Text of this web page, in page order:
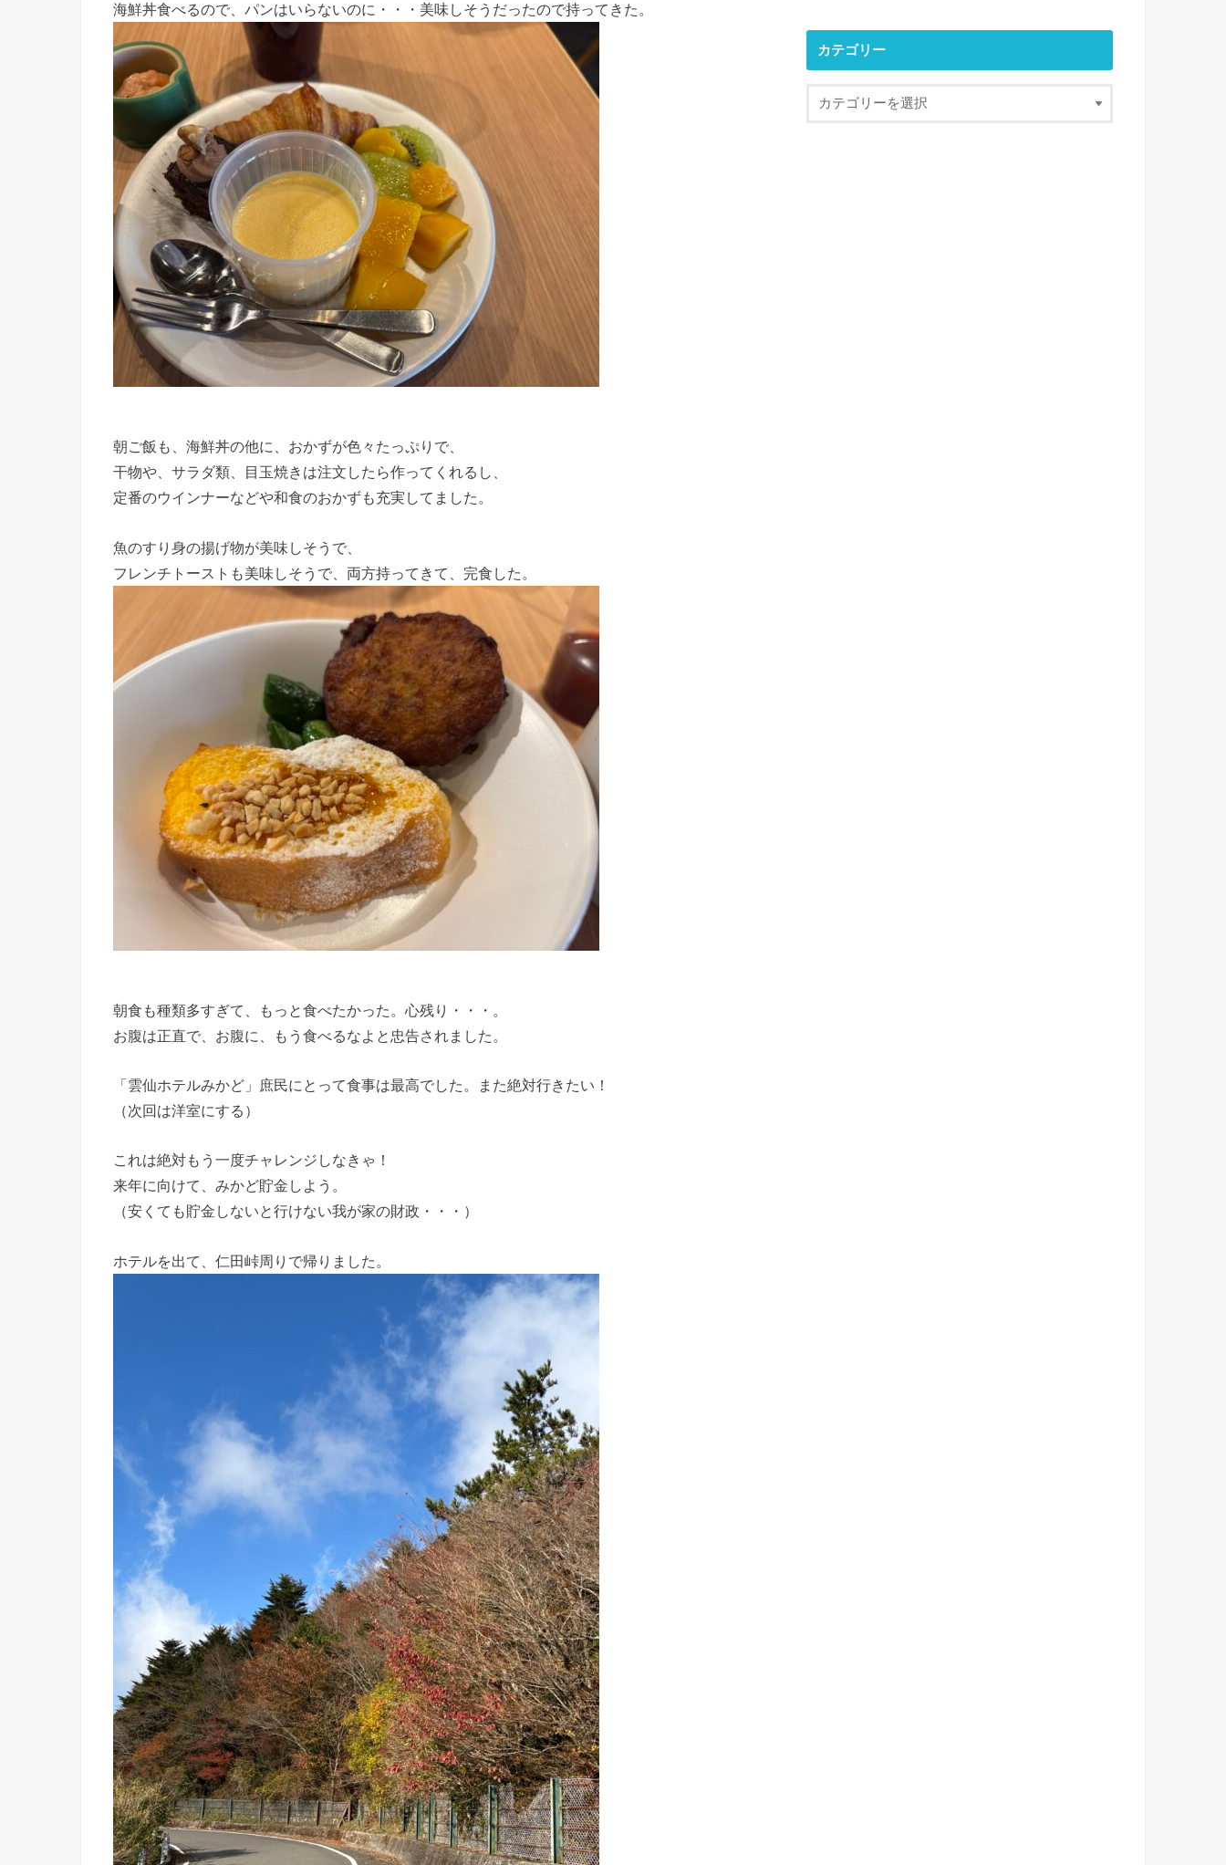
海鮮丼食べるので、パンはいらないのに・・・美味しそうだったので持ってきた。
朝ご飯も、海鮮丼の他に、おかずが色々たっぷりで、
干物や、サラダ類、目玉焼きは注文したら作ってくれるし、
定番のウインナーなどや和食のおかずも充実してました。
魚のすり身の揚げ物が美味しそうで、
フレンチトーストも美味しそうで、両方持ってきて、完食した。
朝食も種類多すぎて、もっと食べたかった。心残り・・・。
お腹は正直で、お腹に、もう食べるなよと忠告されました。
「雲仙ホテルみかど」庶民にとって食事は最高でした。また絶対行きたい！
（次回は洋室にする）
これは絶対もう一度チャレンジしなきゃ！
来年に向けて、みかど貯金しよう。
（安くても貯金しないと行けない我が家の財政・・・）
ホテルを出て、仁田峠周りで帰りました。
カテゴリー